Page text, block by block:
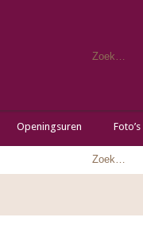
Openingsuren Foto’s